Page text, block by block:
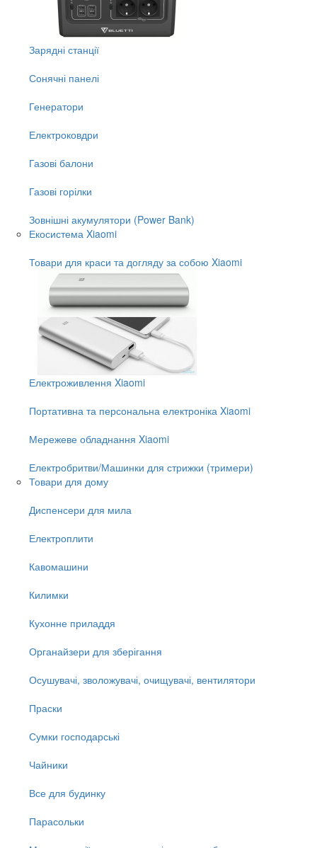
Зарядні станції
Сонячні панелі
Генератори
Електроковдри
Газові балони
Газові горілки
Зовнішні акумулятори (Power Bank)
Екосистема Xiaomi
Товари для краси та догляду за собою Xiaomi
Електроживлення Xiaomi
Портативна та персональна електроніка Xiaomi
Мережеве обладнання Xiaomi
Електробритви/Машинки для стрижки (тримери)
Товари для дому
Диспенсери для мила
Електроплити
Кавомашини
Килимки
Кухонне приладдя
Органайзери для зберігання
Осушувачі, зволожувачі, очищувачі, вентилятори
Праски
Сумки господарські
Чайники
Все для будинку
Парасольки